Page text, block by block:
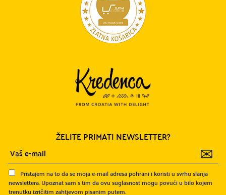
ŽELITE PRIMATI NEWSLETTER?
✉
Pristajem na to da se moja e-mail adresa pohrani i koristi u svrhu slanja
newslettera. Upoznat sam s tim da ovu suglasnost mogu povući u bilo kojem
trenutku izričitim zahtjevom pisanim putem.